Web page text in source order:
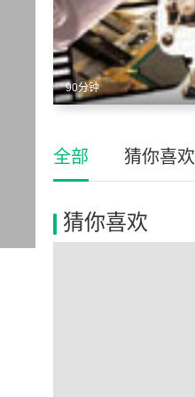
90分钟
全部 猜你喜欢
猜你喜欢